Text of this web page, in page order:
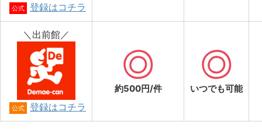
公式 登録はコチラ
＼出前館／
公式 登録はコチラ
約500円/件 いつでも可能